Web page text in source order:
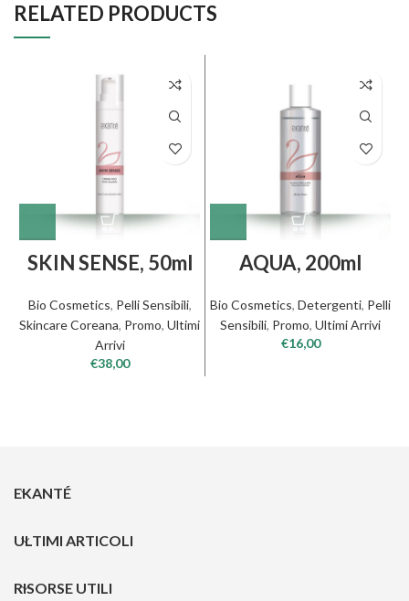
RELATED PRODUCTS
SKIN SENSE, 50ml
Bio Cosmetics, Pelli Sensibili,
Skincare Coreana, Promo, Ultimi
Arrivi
€38,00
AQUA, 200ml
Bio Cosmetics, Detergenti, Pelli
Sensibili, Promo, Ultimi Arrivi
€16,00
EKANTÉ
ULTIMI ARTICOLI
RISORSE UTILI